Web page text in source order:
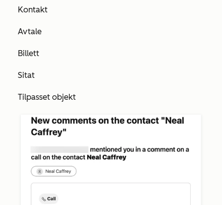
Kontakt
Avtale
Billett
Sitat
Tilpasset objekt